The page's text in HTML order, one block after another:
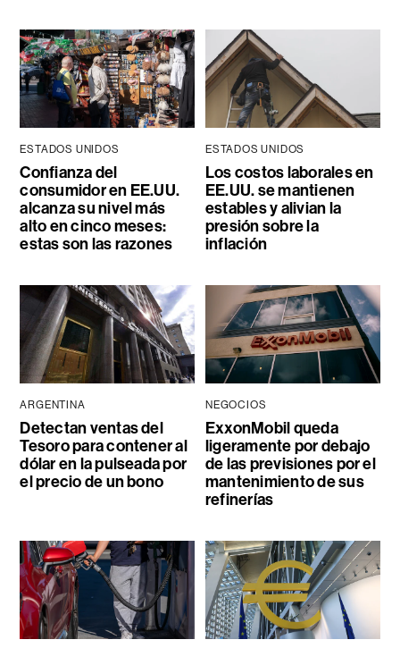
ESTADOS UNIDOS
Confianza del
consumidor en EE.UU.
alcanza su nivel más
alto en cinco meses:
estas son las razones
ESTADOS UNIDOS
Los costos laborales en
EE.UU. se mantienen
estables y alivian la
presión sobre la
inflación
ARGENTINA
Detectan ventas del
Tesoro para contener al
dólar en la pulseada por
el precio de un bono
NEGOCIOS
ExxonMobil queda
ligeramente por debajo
de las previsiones por el
mantenimiento de sus
refinerías